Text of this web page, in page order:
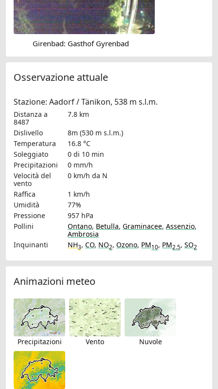
Girenbad: Gasthof Gyrenbad
Osservazione attuale
Stazione: Aadorf / Tänikon, 538 m s.l.m.
Distanza a
8487
7.8 km
Dislivello
8m (530 m s.l.m.)
Temperatura
16.8 °C
Soleggiato
0 di 10 min
Precipitazioni
0 mm/h
Velocità del
vento
0 km/h da N
Raffica
1 km/h
Umidità
77%
Pressione
957 hPa
Pollini
Ontano, Betulla, Graminacee, Assenzio,
Ambrosia
Inquinanti
NH3, CO, NO2, Ozono, PM10, PM2.5, SO2
Animazioni meteo
Precipitazioni Vento Nuvole